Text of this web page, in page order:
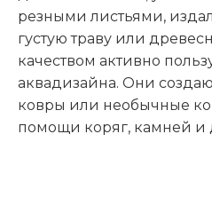
резными листьями,
густую траву или
качеством активно
аквадизайна. Они
ковры или необычные
помощи коряг, камней и